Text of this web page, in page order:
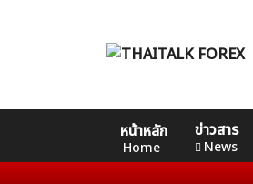
หน้าหลัก
Home
ข่าวสาร
News
คอร์ส
Basic
คอร์ส
Advance